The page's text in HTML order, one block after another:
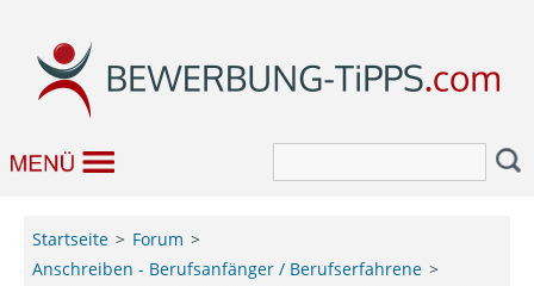
Job & Karriere
Startseite
Forum
Anschreiben - Berufsanfänger / Berufserfahrene